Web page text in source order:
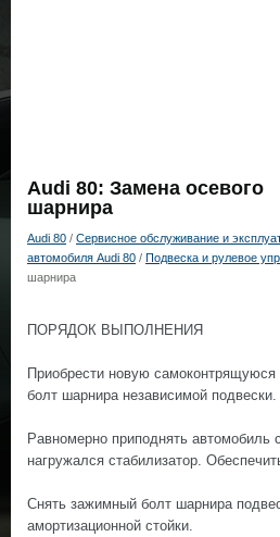
Audi 80: Замена осевого
шарнира
Audi 80 / Сервисное обслуживание и
автомобиля Audi 80 / Подвеска и рулевое
шарнира
ПОРЯДОК ВЫПОЛНЕНИЯ
Приобрести новую
болт шарнира независимой подвески.
Равномерно приподнять автомобиль
нагружался стабилизатор.
Снять зажимный болт шарнира
амортизационной стойки.